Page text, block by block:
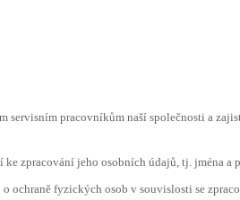
servisním pracovníkům naší společnosti a
zpracování jeho osobních údajů, tj. jména
fyzických osob v souvislosti se